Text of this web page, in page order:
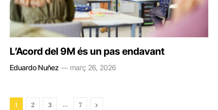
L’Acord del 9M és un pas endavant
Eduardo Nuñez març 26, 2026
1 2 3 … 7 Next